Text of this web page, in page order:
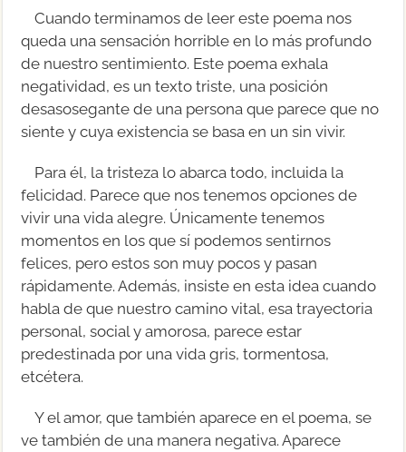
Cuando terminamos de leer este poema nos
queda una sensación horrible en lo más profundo
de nuestro sentimiento. Este poema exhala
negatividad, es un texto triste, una posición
desasosegante de una persona que parece que no
siente y cuya existencia se basa en un sin vivir.
Para él, la tristeza lo abarca todo, incluida la
felicidad. Parece que nos tenemos opciones de
vivir una vida alegre. Únicamente tenemos
momentos en los que sí podemos sentirnos
felices, pero estos son muy pocos y pasan
rápidamente. Además, insiste en esta idea cuando
habla de que nuestro camino vital, esa trayectoria
personal, social y amorosa, parece estar
predestinada por una vida gris, tormentosa,
etcétera.
Y el amor, que también aparece en el poema, se
ve también de una manera negativa. Aparece